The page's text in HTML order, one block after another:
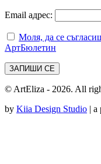
Email адрес:
Моля, да се
АртБюлетин
© ArtEliza - 2026. All
by Kiia Design Studio | a